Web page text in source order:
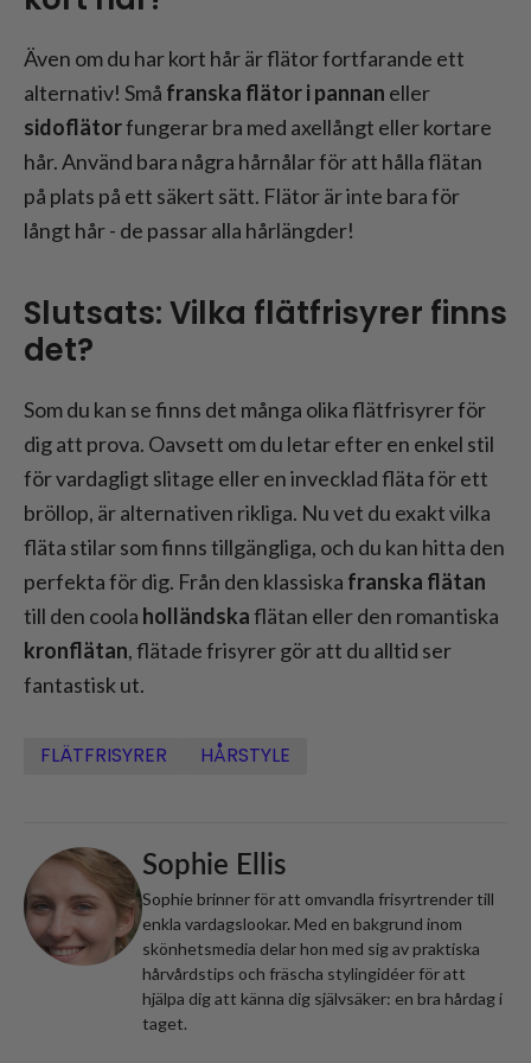
Även om du har kort hår är flätor fortfarande ett
alternativ! Små franska flätor i pannan eller
sidoflätorfungerar bra med axellångt eller kortare
hår. Använd bara några hårnålar för att hålla flätan
på plats på ett säkert sätt. Flätor är inte bara för
långt hår - de passar alla hårlängder!
Slutsats: Vilka flätfrisyrer finns
det?
Som du kan se finns det många olika flätfrisyrer för
dig att prova. Oavsett om du letar efter en enkel stil
för vardagligt slitage eller en invecklad fläta för ett
bröllop, är alternativen rikliga. Nu vet du exakt vilka
fläta stilar som finns tillgängliga, och du kan hitta den
perfekta för dig. Från den klassiska franska flätan
till den coola holländskaflätan eller den romantiska
kronflätan, flätade frisyrer gör att du alltid ser
fantastisk ut.
FLÄTFRISYRER HÅRSTYLE
Sophie Ellis
Sophie brinner för att omvandla frisyrtrender till
enkla vardagslookar. Med en bakgrund inom
skönhetsmedia delar hon med sig av praktiska
hårvårdstips och fräscha stylingidéer för att
hjälpa dig att känna dig självsäker: en bra hårdag i
taget.